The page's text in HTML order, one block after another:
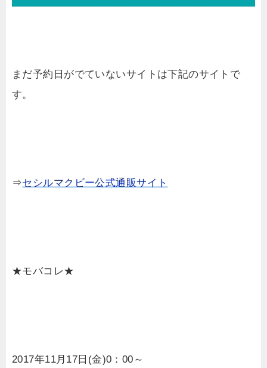
まだ予約日がでていないサイトは下記のサイトで
す。
⇒セシルマクビー公式通販サイト
★モバコレ★
2017年11月17日(金)0：00～